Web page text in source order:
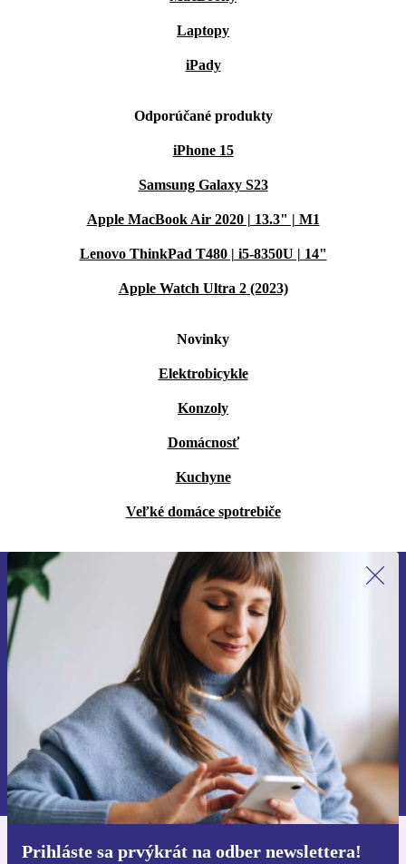
Laptopy
iPady
Odporúčané produkty
iPhone 15
Samsung Galaxy S23
Apple MacBook Air 2020 | 13.3" | M1
Lenovo ThinkPad T480 | i5-8350U | 14"
Apple Watch Ultra 2 (2023)
Novinky
Elektrobicykle
Konzoly
Domácnosť
Kuchyne
Veľké domáce spotrebiče
Prihláste sa prvýkrát na odber newslettera!
Prihláste sa prvýkrát na newsletter!
Už nikdy nezmeškajte ponuku.
Zaregistrovať sa
Informácie o používaní osobných údajov nájdete v našich
Zásadách ochrany osobných údajov.
Získajte aplikáciu refurbed